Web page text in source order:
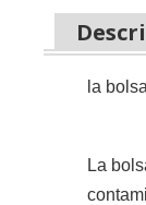
la
La